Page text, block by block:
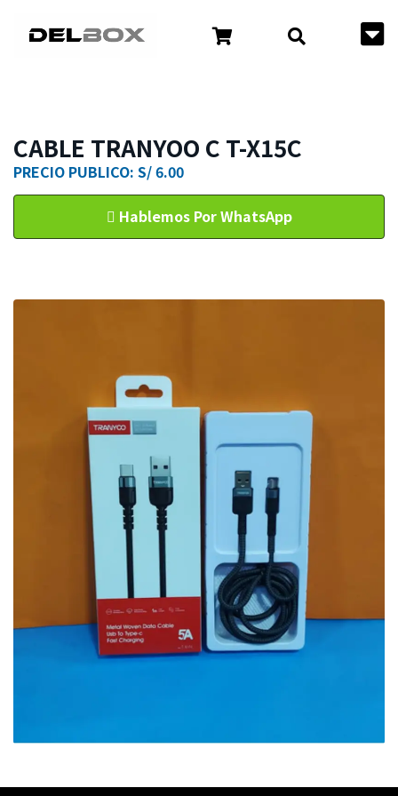
CABLE TRANYOO C T-X15C
PRECIO PUBLICO: S/ 6.00
Hablemos Por WhatsApp